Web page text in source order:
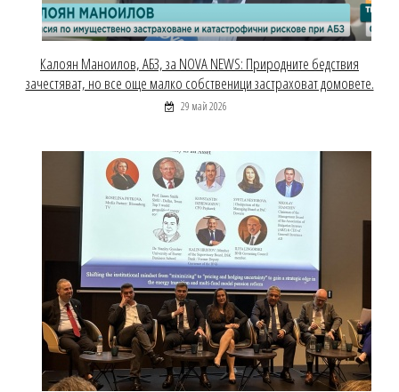
Калоян Маноилов, АБЗ, за NOVA NEWS: Природните бедствия
зачестяват, но все още малко собственици застраховат домовете.
29 май 2026